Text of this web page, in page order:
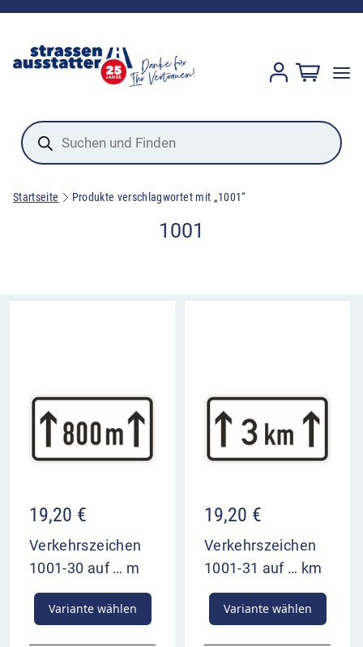
Products
search
Startseite Produkte verschlagwortet mit „1001“
1001
19,20 €
Verkehrszeichen
1001-30 auf … m
Variante wählen
19,20 €
Verkehrszeichen
1001-31 auf … km
Variante wählen